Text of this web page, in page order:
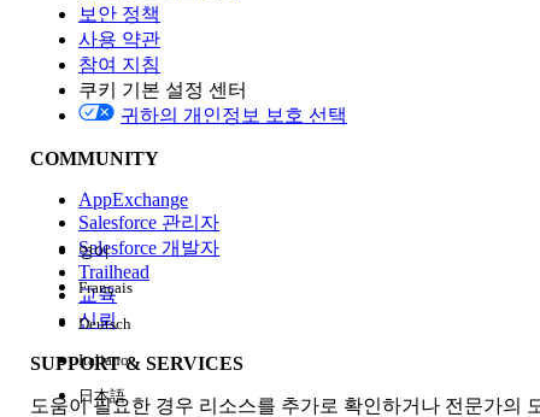
Edition
경험
보안 정책
사용 약관
참여 지침
쿠키 기본 설정 센터
귀하의 개인정보 보호 선택
COMMUNITY
AppExchange
Salesforce 관리자
Salesforce 개발자
Trailhead
교육
신뢰
SUPPORT & SERVICES
도움이 필요한 경우 리소스를 추가로 확인하거나 전문가의
영어
Français
Deutsch
Italiano
日本語